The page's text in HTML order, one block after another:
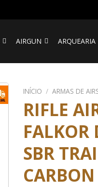
AIRGUN ARQUEARIA
INÍCIO / ARMAS DE
RIFLE
FALKOR
SBR
CARBON